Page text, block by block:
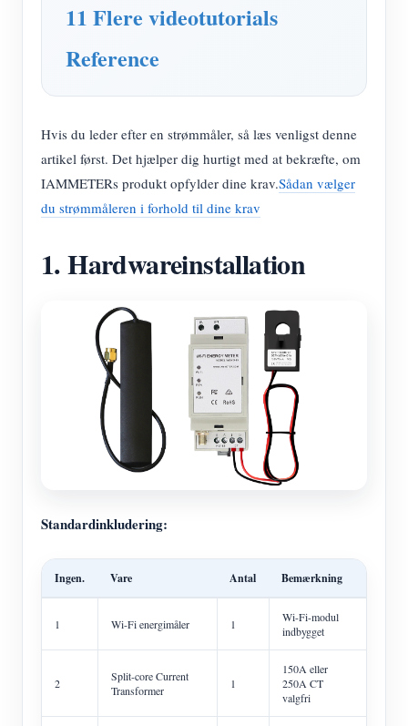
11 Flere videotutorials
Reference
Hvis du leder efter en strømmåler, så læs venligst denne
artikel først. Det hjælper dig hurtigt med at bekræfte, om
IAMMETERs produkt opfylder dine krav.Sådan vælger
du strømmåleren i forhold til dine krav
1. Hardwareinstallation
Standardinkludering:
Ingen. Vare Antal Bemærkning
1 Wi-Fi energimåler 1
Wi-Fi-modul
indbygget
2
Split-core Current
Transformer
1
150A eller
250A CT
valgfri